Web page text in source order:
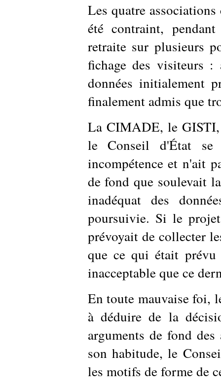
Les quatre
été contraint,
retraite sur plusieurs
fichage des visiteurs :
données initialement
finalement admis que
La CIMADE, le
le Conseil d'État se
incompétence et n'ait
de fond que soulevait
inadéquat des
poursuivie. Si le
prévoyait de collecter
que ce qui était
inacceptable que ce
En toute mauvaise foi,
à déduire de la
arguments de fond
son habitude, le
les motifs de forme de